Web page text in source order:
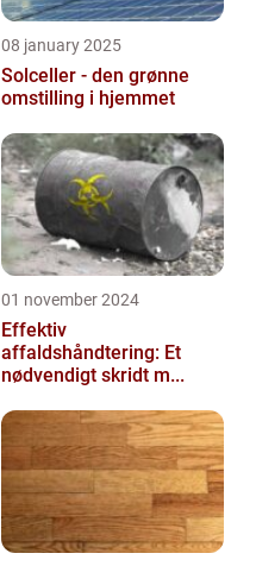
08 january 2025
Solceller - den grønne
omstilling i hjemmet
01 november 2024
Effektiv
affaldshåndtering: Et
nødvendigt skridt m...